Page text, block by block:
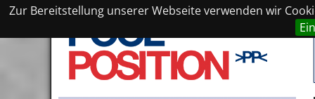
Zur Bereitstellung unserer Webseite verwenden wir